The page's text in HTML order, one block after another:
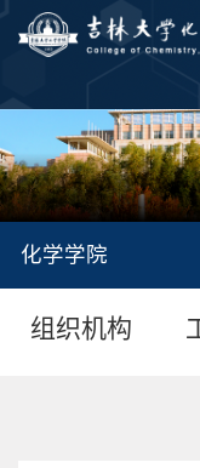
化学学院
组织机构